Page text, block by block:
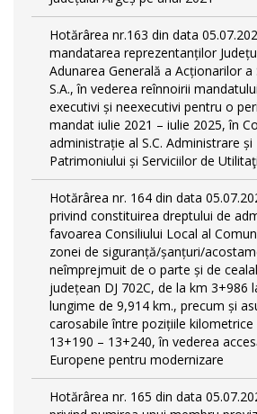
Hotărârea nr.163 din data
mandatarea reprezentanților
Adunarea Generală a Acționarilor a
S.A., în vederea reînnoirii
executivi și neexecutivi pentru o
mandat iulie 2021 – iulie 2025, în
administrație al S.C. Administrare și
Patrimoniului și Serviciilor de
Hotărârea nr. 164 din data
privind constituirea dreptului de
favoarea Consiliului Local al
zonei de siguranță/șanțuri/
neîmprejmuit de o parte și de
județean DJ 702C, de la km 3+986
lungime de 9,914 km., precum și
carosabile între pozițiile kilometrice
13+190 – 13+240, în vederea
Europene pentru modernizare
Hotărârea nr. 165 din data